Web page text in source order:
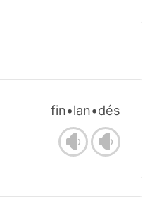
fin•lan•dés